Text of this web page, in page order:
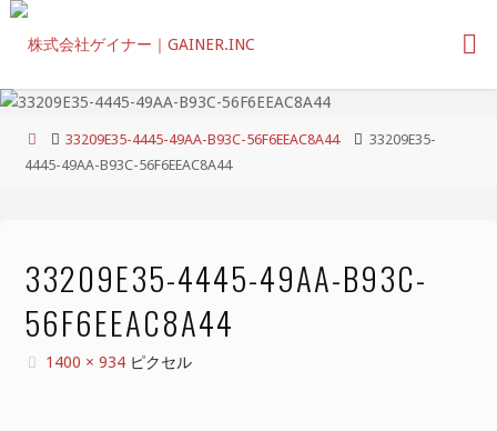
コ
ン
ホ
ー
33209E35-4445-49AA-B93C-56F6EEAC8A44
33209E35-
4445-49AA-B93C-56F6EEAC8A44
33209E35-4445-49AA-B93C-
56F6EEAC8A44
フ
1400 × 934 ピクセル